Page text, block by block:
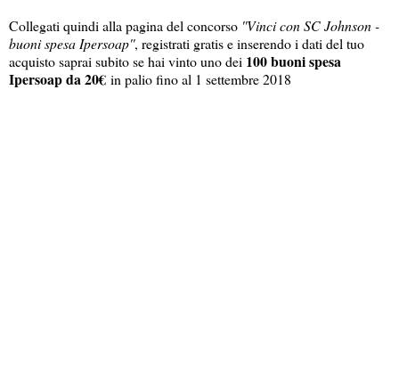
Collegati quindi alla pagina del concorso ''Vinci con SC Johnson -
buoni spesa Ipersoap'', registrati gratis e inserendo i dati del tuo
acquisto saprai subito se hai vinto uno dei 100 buoni spesa
Ipersoap da 20€ in palio fino al 1 settembre 2018